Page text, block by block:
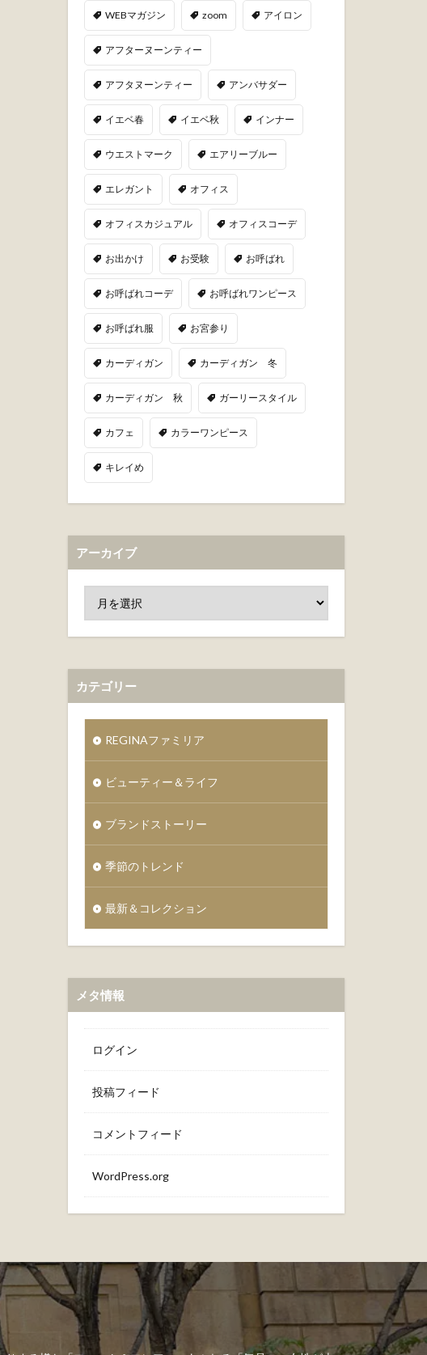
WEBマガジン zoom アイロン
アフターヌーンティー
アフタヌーンティー アンバサダー
イエベ春 イエベ秋 インナー
ウエストマーク エアリーブルー
エレガント オフィス
オフィスカジュアル オフィスコーデ
お出かけ お受験 お呼ばれ
お呼ばれコーデ お呼ばれワンピース
お呼ばれ服 お宮参り
カーディガン カーディガン 冬
カーディガン 秋 ガーリースタイル
カフェ カラーワンピース
キレイめ
アーカイブ
カテゴリー
REGINAファミリア
ビューティー＆ライフ
ブランドストーリー
季節のトレンド
最新＆コレクション
メタ情報
ログイン
投稿フィード
コメントフィード
WordPress.org